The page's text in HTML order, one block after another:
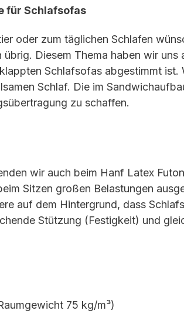
für Schlafsofas
oder zum täglichen Schlafen
Diesem Thema haben wir
Schlafsofas abgestimmt
Schlaf. Die im
zu schaffen.
wir auch beim Hanf Latex
Sitzen großen Belastungen
auf dem Hintergrund, dass
Stützung (Festigkeit) und
75 kg/m³)